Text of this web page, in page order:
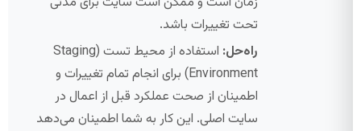
تحت تغییرات باشد.
راه‌حل:
استفاده از محیط تست (Staging
Environment) برای انجام تمام تغییرات و
اطمینان از صحت عملکرد قبل از اعمال در
سایت اصلی. این کار به شما اطمینان می‌دهد